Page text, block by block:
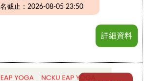
截止：2026-08-05 23:50
詳細資料